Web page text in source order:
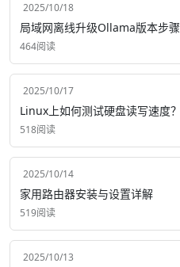
2025/10/18
局域网离线升级Ollama版本步骤
464阅读
2025/10/17
Linux上如何测试硬盘读写速度？
518阅读
2025/10/14
家用路由器安装与设置详解
519阅读
2025/10/13